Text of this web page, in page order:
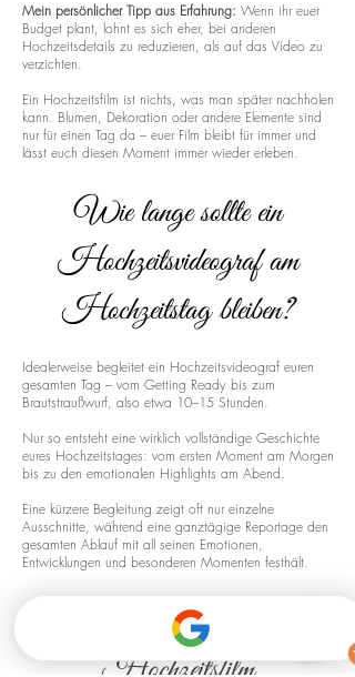
Mein persönlicher Tipp aus Erfahrung: Wenn ihr euer
Budget plant, lohnt es sich eher, bei anderen
Hochzeitsdetails zu reduzieren, als auf das Video zu
verzichten.
Ein Hochzeitsfilm ist nichts, was man später nachholen
kann. Blumen, Dekoration oder andere Elemente sind
nur für einen Tag da – euer Film bleibt für immer und
lässt euch diesen Moment immer wieder erleben.
Wie lange sollte ein
Hochzeitsvideograf am
Hochzeitstag bleiben?
Idealerweise begleitet ein Hochzeitsvideograf euren
gesamten Tag – vom Getting Ready bis zum
Brautstraußwurf, also etwa 10–15 Stunden.
Nur so entsteht eine wirklich vollständige Geschichte
eures Hochzeitstages: vom ersten Moment am Morgen
bis zu den emotionalen Highlights am Abend.
Eine kürzere Begleitung zeigt oft nur einzelne
Ausschnitte, während eine ganztägige Reportage den
gesamten Ablauf mit all seinen Emotionen,
Entwicklungen und besonderen Momenten festhält.
Drohnenaufnahmen für euren